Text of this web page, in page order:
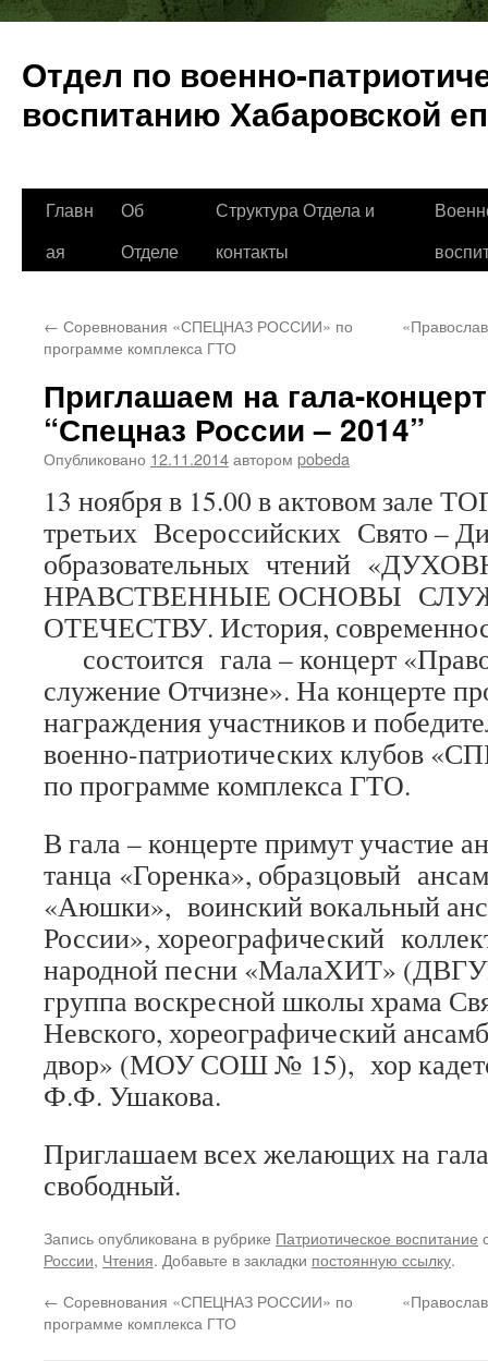
Отдел по военно-
воспитанию Хабаровской
Перейти
Главн
ая
Об
Отделе
Структура Отдела и
контакты
← Соревнования «СПЕЦНАЗ РОССИИ» по
программе комплекса ГТО
Приглашаем на гала-
“Спецназ России – 2014”
Опубликовано 12.11.2014автором pobeda
13 ноября в 15.00 в актовом зале
третьих Всероссийских Свято –
образовательных чтений
НРАВСТВЕННЫЕ ОСНОВЫ
ОТЕЧЕСТВУ. История,
состоится гала – концерт
служение Отчизне». На концерте
награждения участников и
военно-патриотических клубов
по программе комплекса ГТО.
В гала – концерте примут участие
танца «Горенка», образцовый
«Аюшки», воинский вокальный
России», хореографический
народной песни «МалаХИТ»
группа воскресной школы храма
Невского, хореографический
двор» (МОУ СОШ № 15), хор
Ф.Ф. Ушакова.
Приглашаем всех желающих на
свободный.
Запись опубликована в рубрике Патриотическое воспитание
России, Чтения. Добавьте в закладки постоянную ссылку.
← Соревнования «СПЕЦНАЗ РОССИИ» по
программе комплекса ГТО